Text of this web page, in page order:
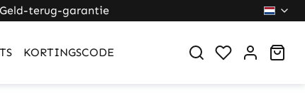
Geld-terug-garantie
KORTINGSCODE